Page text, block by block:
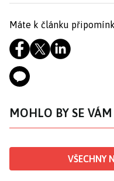
Máte k článku
MOHLO BY SE
VŠECHNY